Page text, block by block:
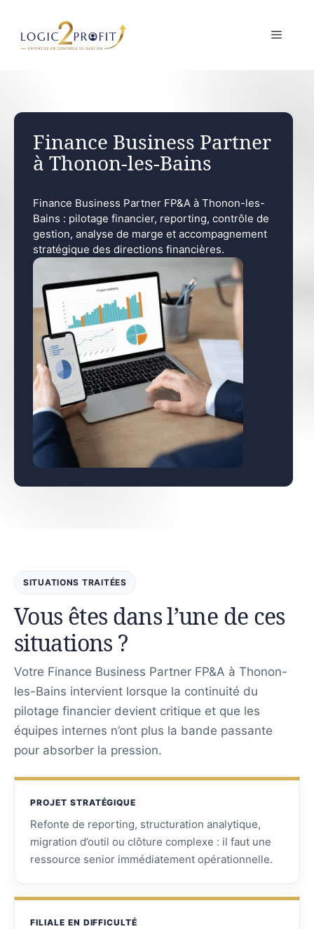
contenu
MENU
Finance Business Partner
à Thonon-les-Bains
Finance Business Partner FP&A à Thonon-les-
Bains : pilotage financier, reporting, contrôle de
gestion, analyse de marge et accompagnement
stratégique des directions financières.
SITUATIONS TRAITÉES
Vous êtes dans l’une de ces
situations ?
Votre Finance Business Partner FP&A à Thonon-
les-Bains intervient lorsque la continuité du
pilotage financier devient critique et que les
équipes internes n’ont plus la bande passante
pour absorber la pression.
PROJET STRATÉGIQUE
Refonte de reporting, structuration analytique,
migration d’outil ou clôture complexe : il faut une
ressource senior immédiatement opérationnelle.
FILIALE EN DIFFICULTÉ